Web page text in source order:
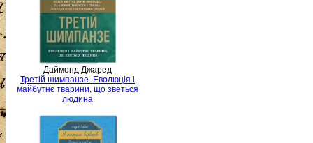
Даймонд Джаред
Третій шимпанзе. Еволюція і
майбутнє тварини, що зветься
людина